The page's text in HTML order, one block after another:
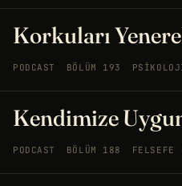
Korkuları
PODCAST BÖLÜM 193
Kendimize
PODCAST BÖLÜM 188 FELSEFE